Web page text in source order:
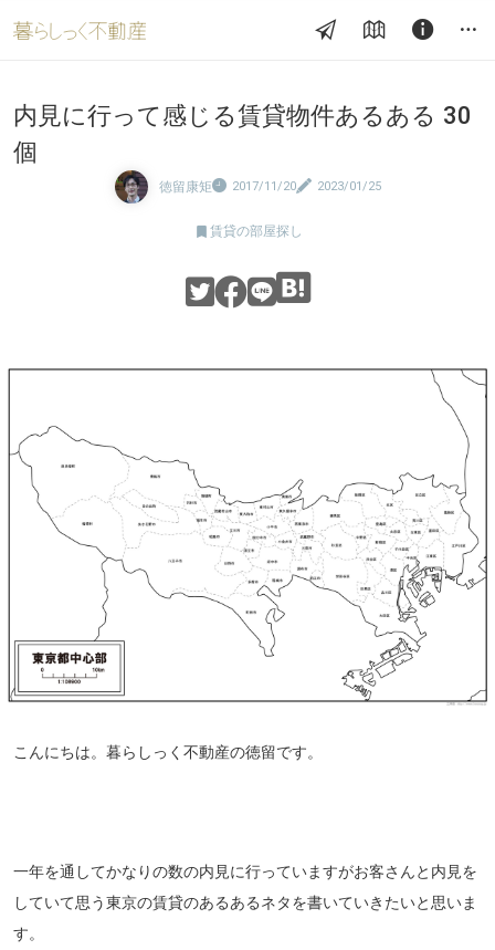
内見に行って感じる賃貸物件あるある 30
個
徳留康矩 2017/11/20 2023/01/25
 賃貸の部屋探し
こんにちは。暮らしっく不動産の徳留です。
一年を通してかなりの数の内見に行っていますがお客さんと内見を
していて思う東京の賃貸のあるあるネタを書いていきたいと思いま
す。